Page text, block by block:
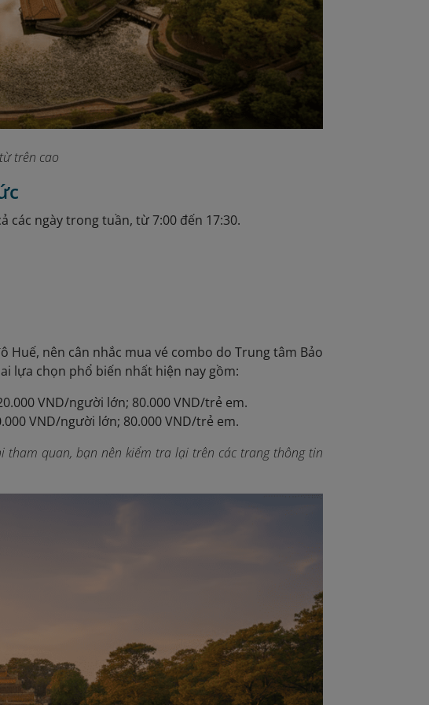
trên cao
các ngày trong tuần, từ 7:00 đến 17:30.
nên cân nhắc mua vé combo do Trung tâm Bảo
lựa chọn phổ biến nhất hiện nay gồm:
VND/người lớn; 80.000 VND/trẻ em.
VND/người lớn; 80.000 VND/trẻ em.
tham quan, bạn nên kiểm tra lại trên các trang thông tin